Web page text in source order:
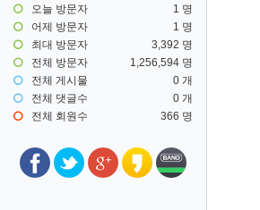
오늘 방문자
1 명
어제 방문자
1 명
최대 방문자
3,392 명
전체 방문자
1,256,594 명
전체 게시물
0 개
전체 댓글수
0 개
전체 회원수
366 명